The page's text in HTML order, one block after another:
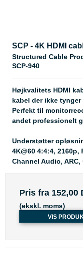
SCP - 4K HDMI
Structured Cable
SCP-940
Højkvalitets HDMI
kabel der ikke
Perfekt til
andet professionelt
Understøtter
4K@60 4:4:4, 2160p,
Channel Audio, ARC,
Pris fra 152,00
(ekskl. moms)
VIS